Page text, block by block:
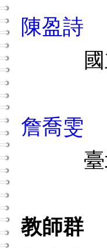
陳盈詩
國立
詹喬雯
臺北
教師群